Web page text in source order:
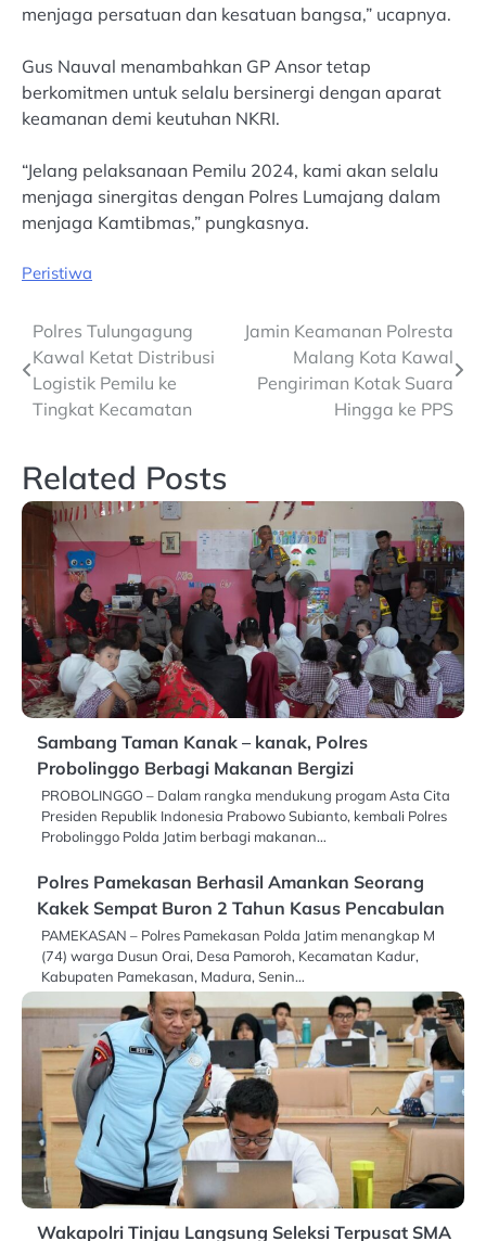
menjaga persatuan dan kesatuan bangsa,” ucapnya.
Gus Nauval menambahkan GP Ansor tetap
berkomitmen untuk selalu bersinergi dengan aparat
keamanan demi keutuhan NKRI.
“Jelang pelaksanaan Pemilu 2024, kami akan selalu
menjaga sinergitas dengan Polres Lumajang dalam
menjaga Kamtibmas,” pungkasnya.
Peristiwa
Post
navigation
Polres Tulungagung
Kawal Ketat Distribusi
Logistik Pemilu ke
Tingkat Kecamatan
Jamin Keamanan Polresta
Malang Kota Kawal
Pengiriman Kotak Suara
Hingga ke PPS
Related Posts
Sambang Taman Kanak – kanak, Polres
Probolinggo Berbagi Makanan Bergizi
PROBOLINGGO – Dalam rangka mendukung progam Asta Cita
Presiden Republik Indonesia Prabowo Subianto, kembali Polres
Probolinggo Polda Jatim berbagi makanan…
Polres Pamekasan Berhasil Amankan Seorang
Kakek Sempat Buron 2 Tahun Kasus Pencabulan
PAMEKASAN – Polres Pamekasan Polda Jatim menangkap M
(74) warga Dusun Orai, Desa Pamoroh, Kecamatan Kadur,
Kabupaten Pamekasan, Madura, Senin…
Wakapolri Tinjau Langsung Seleksi Terpusat SMA